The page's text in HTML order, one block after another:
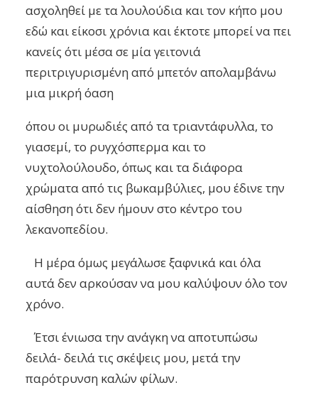
ασχοληθεί με τα λουλούδια και τον κήπο μου
εδώ και είκοσι χρόνια και έκτοτε μπορεί να πει
κανείς ότι μέσα σε μία γειτονιά
περιτριγυρισμένη από μπετόν απολαμβάνω
μια μικρή όαση
όπου οι μυρωδιές από τα τριαντάφυλλα, το
γιασεμί, το ρυγχόσπερμα και το
νυχτολούλουδο, όπως και τα διάφορα
χρώματα από τις βωκαμβύλιες, μου έδινε την
αίσθηση ότι δεν ήμουν στο κέντρο του
λεκανοπεδίου.
Η μέρα όμως μεγάλωσε ξαφνικά και όλα
αυτά δεν αρκούσαν να μου καλύψουν όλο τον
χρόνο.
Έτσι ένιωσα την ανάγκη να αποτυπώσω
δειλά- δειλά τις σκέψεις μου, μετά την
παρότρυνση καλών φίλων.